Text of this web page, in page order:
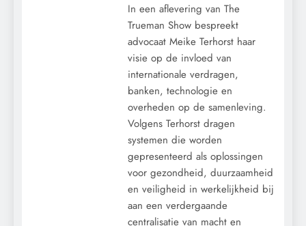
In een aflevering van The
Trueman Show bespreekt
advocaat Meike Terhorst haar
visie op de invloed van
internationale verdragen,
banken, technologie en
overheden op de samenleving.
Volgens Terhorst dragen
systemen die worden
gepresenteerd als oplossingen
voor gezondheid, duurzaamheid
en veiligheid in werkelijkheid bij
aan een verdergaande
centralisatie van macht en